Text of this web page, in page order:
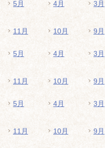
5月 4月 3月
11月 10月 9月
5月 4月 3月
11月 10月 9月
5月 4月 3月
11月 10月 9月